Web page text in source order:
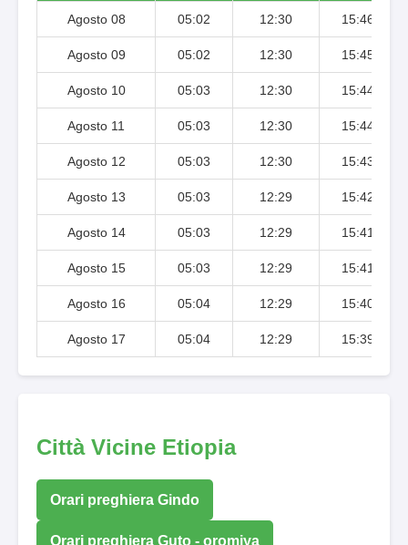
Agosto 08 05:02 12:30 15:46
Agosto 09 05:02 12:30 15:45
Agosto 10 05:03 12:30 15:44
Agosto 11 05:03 12:30 15:44
Agosto 12 05:03 12:30 15:43
Agosto 13 05:03 12:29 15:42
Agosto 14 05:03 12:29 15:41
Agosto 15 05:03 12:29 15:41
Agosto 16 05:04 12:29 15:40
Agosto 17 05:04 12:29 15:39
Città Vicine Etiopia
Orari preghiera Gindo
Orari preghiera Guto - oromiya